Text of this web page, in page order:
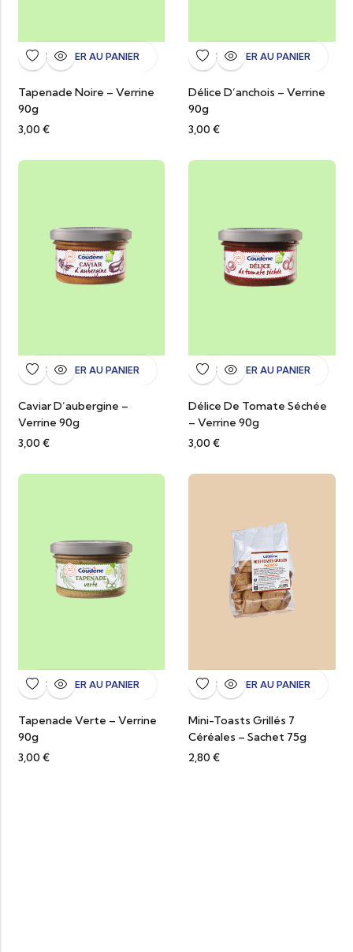
AJOUTER AU PANIER
Tapenade Noire – Verrine
90g
3,00 €
AJOUTER AU PANIER
Délice D’anchois – Verrine
90g
3,00 €
AJOUTER AU PANIER
Caviar D’aubergine –
Verrine 90g
3,00 €
AJOUTER AU PANIER
Délice De Tomate Séchée
– Verrine 90g
3,00 €
AJOUTER AU PANIER
Tapenade Verte – Verrine
90g
3,00 €
AJOUTER AU PANIER
Mini-Toasts Grillés 7
Céréales – Sachet 75g
2,80 €